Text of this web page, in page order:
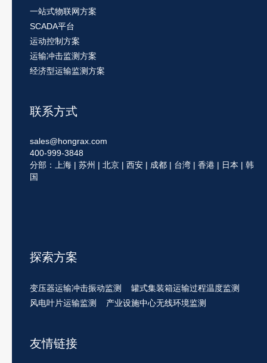
一站式物联网方案
SCADA平台
运动控制方案
运输冲击监测方案
经济型运输监测方案
联系方式
sales@hongrax.com
400-999-3848
分部：上海 | 苏州 | 北京 | 西安 | 成都 | 台湾 | 香港 | 日本 | 韩
国
探索方案
变压器运输冲击振动监测
罐式集装箱运输过程温度监测
风电叶片运输监测
产业设施中心无线环境监测
友情链接